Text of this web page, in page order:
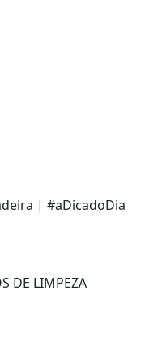
| #aDicadoDia
DE LIMPEZA